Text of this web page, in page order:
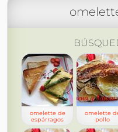
omelette de
espárragos
omelette
pollo